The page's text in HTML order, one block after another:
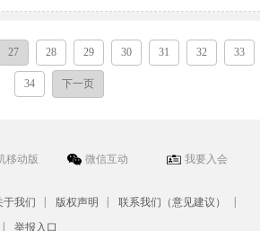
27 28 29 30 31 32 33
34 下一页
移动版 微信互动 我要入会
于我们 版权声明 联系我们（意见建议）
举报入口